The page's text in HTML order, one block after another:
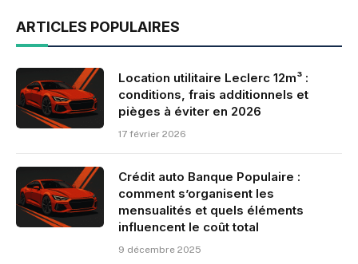
ARTICLES POPULAIRES
Location utilitaire Leclerc 12m³ :
conditions, frais additionnels et
pièges à éviter en 2026
17 février 2026
Crédit auto Banque Populaire :
comment s’organisent les
mensualités et quels éléments
influencent le coût total
9 décembre 2025